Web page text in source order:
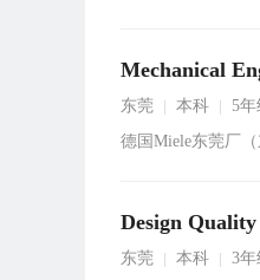
东莞 本科 5
东莞 本科 3年